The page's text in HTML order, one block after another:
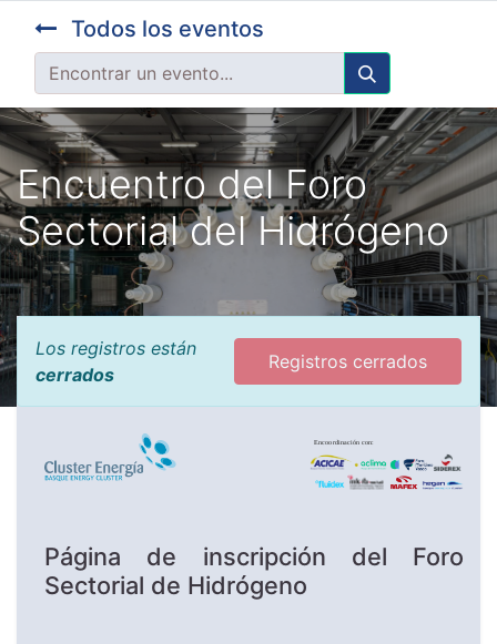
Todos los eventos
Encuentro del Foro
Sectorial del Hidrógeno
Los registros están
cerrados
Registros cerrados
Página de inscripción del Foro
Sectorial de Hidrógeno